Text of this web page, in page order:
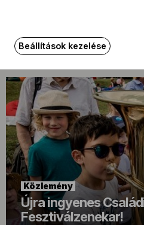
Kapcsolódó
Közlemény
Újra ingyenes
Fesztiválzenekar!
Beállítások kezelése